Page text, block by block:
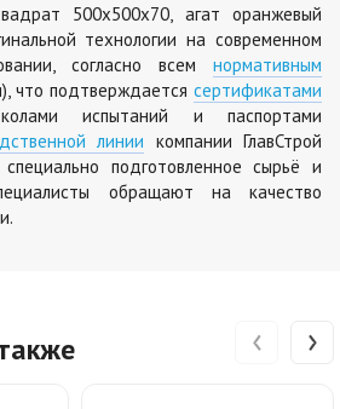
500х500х70, агат оранжевый
технологии на современном
согласно всем нормативным
что подтверждается сертификатами
испытаний и паспортами
линии компании ГлавСтрой
подготовленное сырьё и
обращают на качество
‹ ›